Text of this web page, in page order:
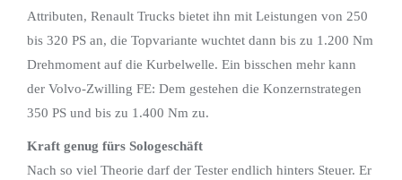
Attributen, Renault Trucks bietet ihn mit Leistungen von 250
bis 320 PS an, die Topvariante wuchtet dann bis zu 1.200 Nm
Drehmoment auf die Kurbelwelle. Ein bisschen mehr kann
der Volvo-Zwilling FE: Dem gestehen die Konzernstrategen
350 PS und bis zu 1.400 Nm zu.
Kraft genug fürs Sologeschäft
Nach so viel Theorie darf der Tester endlich hinters Steuer. Er